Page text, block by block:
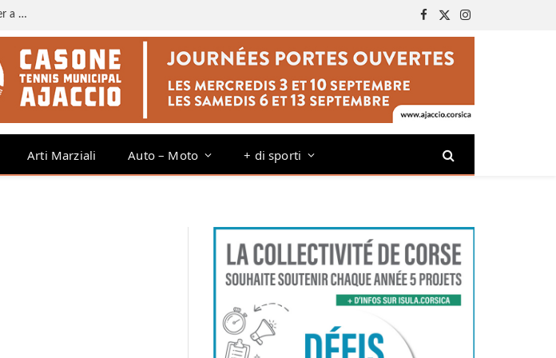
Liga 3 : u calendariu di u Sporting Club di Bastia hè cunnisciutu per a staghjoni 2026-2027
Facebook
X
(Twitter)
Instagram
Arti Marziali Auto – Moto + di sporti